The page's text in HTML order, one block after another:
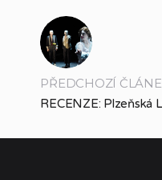
PŘEDCHOZÍ
RECENZE: Plzeňská